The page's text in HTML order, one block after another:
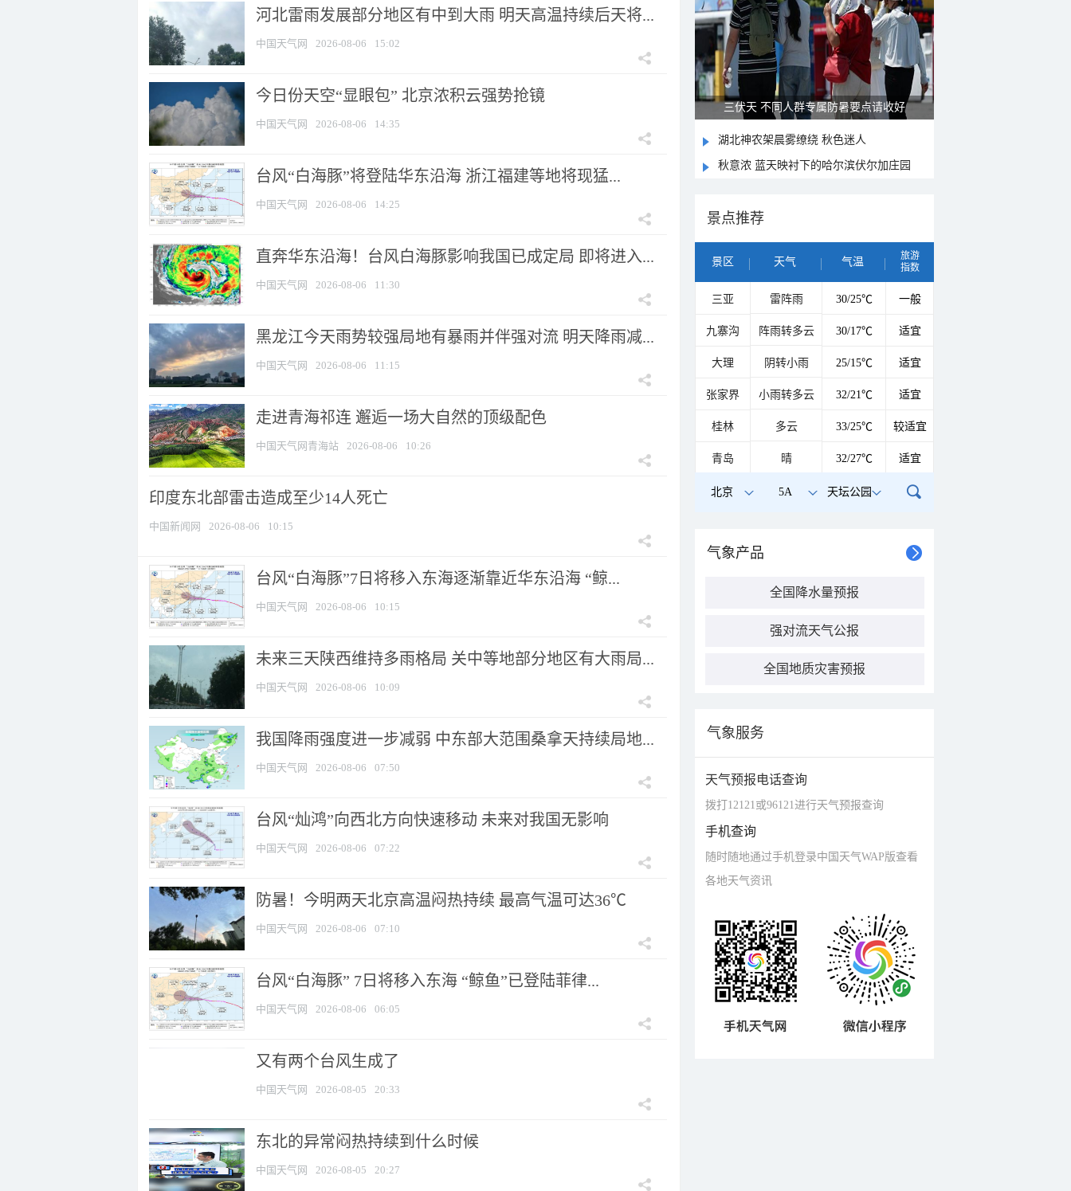
河北雷雨发展部分地区有中到大雨 明天高温持续后天将...
中国天气网 2026-08-06 15:02
今日份天空“显眼包” 北京浓积云强势抢镜
中国天气网 2026-08-06 14:35
台风“白海豚”将登陆华东沿海 浙江福建等地将现猛...
中国天气网 2026-08-06 14:25
直奔华东沿海！台风白海豚影响我国已成定局 即将进入...
中国天气网 2026-08-06 11:30
黑龙江今天雨势较强局地有暴雨并伴强对流 明天降雨减...
中国天气网 2026-08-06 11:15
走进青海祁连 邂逅一场大自然的顶级配色
中国天气网青海站 2026-08-06 10:26
印度东北部雷击造成至少14人死亡
中国新闻网 2026-08-06 10:15
台风“白海豚”7日将移入东海逐渐靠近华东沿海 “鲸...
中国天气网 2026-08-06 10:15
未来三天陕西维持多雨格局 关中等地部分地区有大雨局...
中国天气网 2026-08-06 10:09
我国降雨强度进一步减弱 中东部大范围桑拿天持续局地...
中国天气网 2026-08-06 07:50
台风“灿鸿”向西北方向快速移动 未来对我国无影响
中国天气网 2026-08-06 07:22
防暑！今明两天北京高温闷热持续 最高气温可达36℃
中国天气网 2026-08-06 07:10
台风“白海豚” 7日将移入东海 “鲸鱼”已登陆菲律...
中国天气网 2026-08-06 06:05
又有两个台风生成了
中国天气网 2026-08-05 20:33
东北的异常闷热持续到什么时候
中国天气网 2026-08-05 20:27
雨后峨眉沟壑尽显 金顶显真容
湖北神农架晨雾缭绕 秋色迷人
秋意浓 蓝天映衬下的哈尔滨伏尔加庄园
景点推荐
景区 天气 气温
旅游
指数
三亚 雷阵雨 30/25℃ 一般
九寨沟 阵雨转多云 30/17℃ 适宜
大理 阴转小雨 25/15℃ 适宜
张家界 小雨转多云 32/21℃ 适宜
桂林 多云 33/25℃ 较适宜
青岛 晴 32/27℃ 适宜
北京 5A 天坛公园
气象产品
全国降水量预报
强对流天气公报
全国地质灾害预报
气象服务
天气预报电话查询
拨打12121或96121进行天气预报查询
手机查询
随时随地通过手机登录中国天气WAP版查看
各地天气资讯